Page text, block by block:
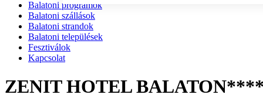
Balatoni programok
Balatoni szállások
Balatoni strandok
Balatoni települések
Fesztiválok
Kapcsolat
ZENIT HOTEL